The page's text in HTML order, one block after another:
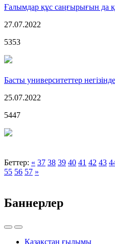
Ғалымдар құс саңғырығын да
27.07.2022
5353
Басты университеттер
25.07.2022
5447
Беттер: « 37 38 39 40 41 42 43
55 56 57 »
Баннерлер
Қазақстан ғылымы